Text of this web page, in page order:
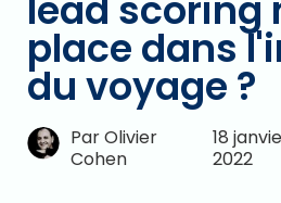
place dans
du voyage ?
Par Olivier
Cohen
18
2022